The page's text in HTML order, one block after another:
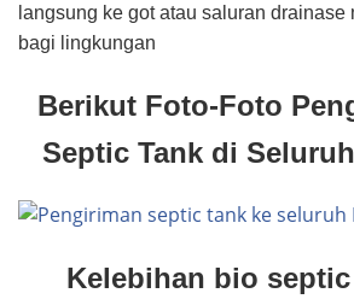
langsung ke got atau saluran drainase
bagi lingkungan
Berikut Foto-Foto
Septic Tank di
Kelebihan bio